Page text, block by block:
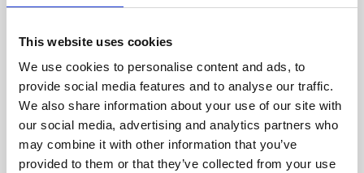
This website uses cookies
We use cookies to personalise content and ads, to
provide social media features and to analyse our traffic.
We also share information about your use of our site with
our social media, advertising and analytics partners who
may combine it with other information that you’ve
provided to them or that they’ve collected from your use
RECUPERÁNDOSE
CON CUIDADO
Las piezas utilizables se
recuperan meticulosamente en
un entorno seguro de ESD, lo
que garantiza que no haya